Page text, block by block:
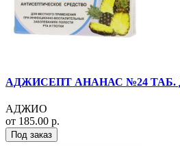
АДЖИСЕПТ АНАНАС №24 ТАБ.
АДЖИО
от 185.00 р.
Под заказ